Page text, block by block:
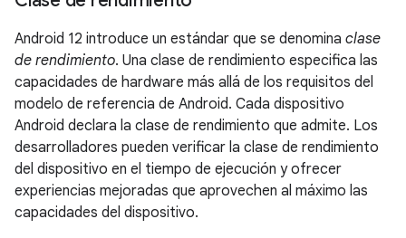
Android 12 introduce un estándar que se denomina clase
de rendimiento. Una clase de rendimiento especifica las
capacidades de hardware más allá de los requisitos del
modelo de referencia de Android. Cada dispositivo
Android declara la clase de rendimiento que admite. Los
desarrolladores pueden verificar la clase de rendimiento
del dispositivo en el tiempo de ejecución y ofrecer
experiencias mejoradas que aprovechen al máximo las
capacidades del dispositivo.